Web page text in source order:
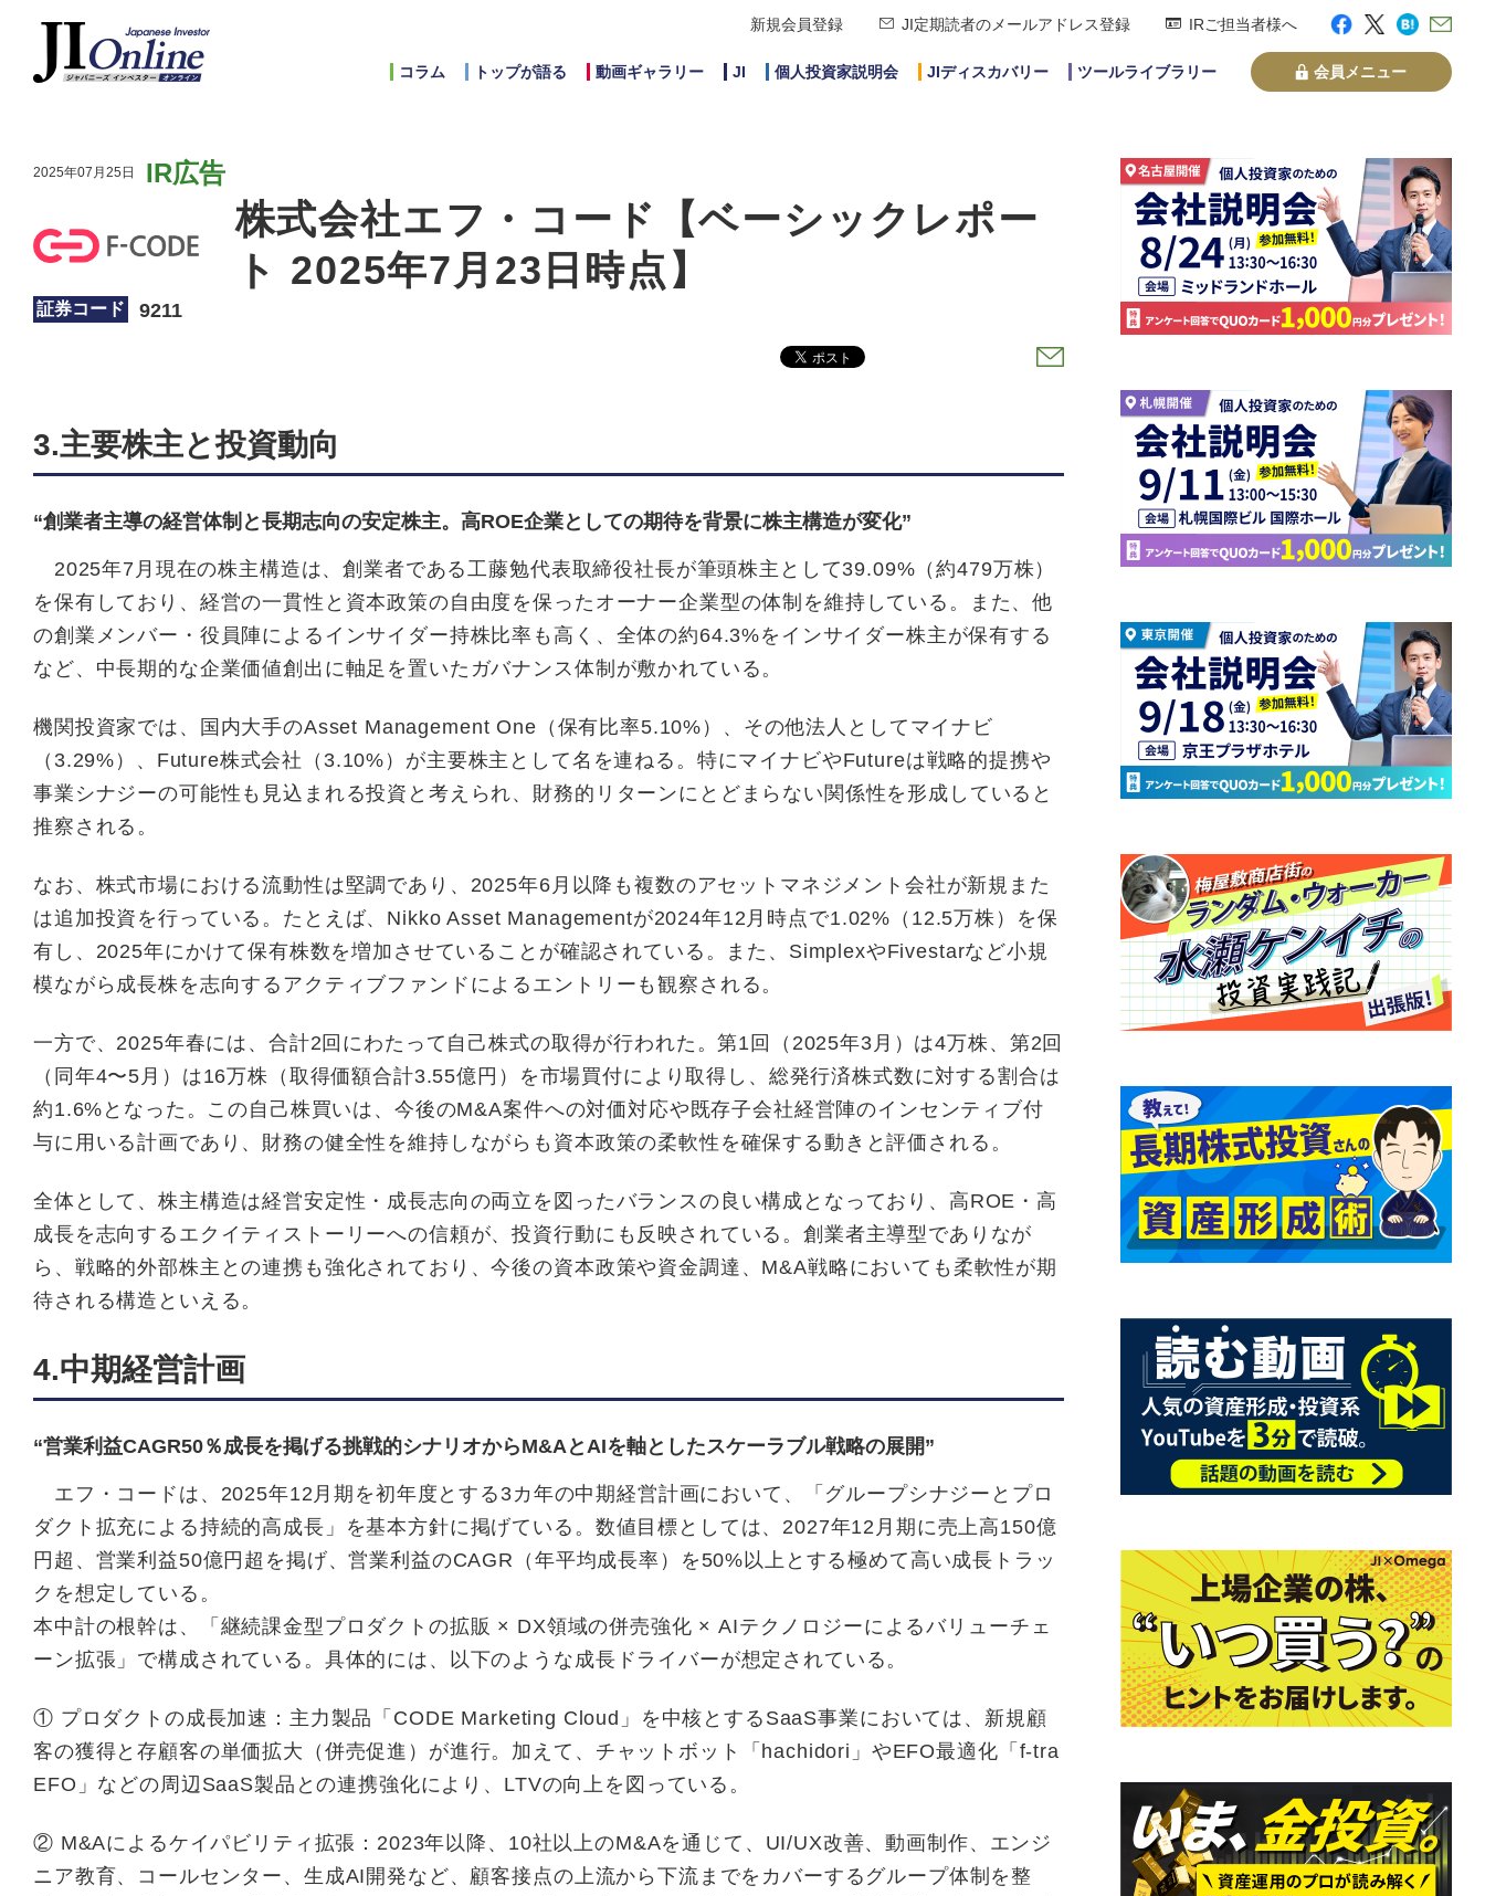
新規会員登録 JI定期読者のメールアドレス登録 IRご担当者様へ
コラム トップが語る 動画ギャラリー JI 個人投資家説明会 JIディスカバリー ツールライブラリー 会員メニュー
2025年07月25日 IR広告
株式会社エフ・コード【ベーシックレポー
ト 2025年7月23日時点】
証券コード 9211
3.主要株主と投資動向
“創業者主導の経営体制と長期志向の安定株主。高ROE企業としての期待を背景に株主構造が変化”
2025年7月現在の株主構造は、創業者である工藤勉代表取締役社長が筆頭株主として39.09%（約479万株）
を保有しており、経営の一貫性と資本政策の自由度を保ったオーナー企業型の体制を維持している。また、他
の創業メンバー・役員陣によるインサイダー持株比率も高く、全体の約64.3%をインサイダー株主が保有する
など、中長期的な企業価値創出に軸足を置いたガバナンス体制が敷かれている。
機関投資家では、国内大手のAsset Management One（保有比率5.10%）、その他法人としてマイナビ
（3.29%）、Future株式会社（3.10%）が主要株主として名を連ねる。特にマイナビやFutureは戦略的提携や
事業シナジーの可能性も見込まれる投資と考えられ、財務的リターンにとどまらない関係性を形成していると
推察される。
なお、株式市場における流動性は堅調であり、2025年6月以降も複数のアセットマネジメント会社が新規また
は追加投資を行っている。たとえば、Nikko Asset Managementが2024年12月時点で1.02%（12.5万株）を保
有し、2025年にかけて保有株数を増加させていることが確認されている。また、SimplexやFivestarなど小規
模ながら成長株を志向するアクティブファンドによるエントリーも観察される。
一方で、2025年春には、合計2回にわたって自己株式の取得が行われた。第1回（2025年3月）は4万株、第2回
（同年4〜5月）は16万株（取得価額合計3.55億円）を市場買付により取得し、総発行済株式数に対する割合は
約1.6%となった。この自己株買いは、今後のM&A案件への対価対応や既存子会社経営陣のインセンティブ付
与に用いる計画であり、財務の健全性を維持しながらも資本政策の柔軟性を確保する動きと評価される。
全体として、株主構造は経営安定性・成長志向の両立を図ったバランスの良い構成となっており、高ROE・高
成長を志向するエクイティストーリーへの信頼が、投資行動にも反映されている。創業者主導型でありなが
ら、戦略的外部株主との連携も強化されており、今後の資本政策や資金調達、M&A戦略においても柔軟性が期
待される構造といえる。
4.中期経営計画
“営業利益CAGR50％成長を掲げる挑戦的シナリオからM&AとAIを軸としたスケーラブル戦略の展開”
エフ・コードは、2025年12月期を初年度とする3カ年の中期経営計画において、「グループシナジーとプロ
ダクト拡充による持続的高成長」を基本方針に掲げている。数値目標としては、2027年12月期に売上高150億
円超、営業利益50億円超を掲げ、営業利益のCAGR（年平均成長率）を50%以上とする極めて高い成長トラッ
クを想定している。
本中計の根幹は、「継続課金型プロダクトの拡販 × DX領域の併売強化 × AIテクノロジーによるバリューチェ
ーン拡張」で構成されている。具体的には、以下のような成長ドライバーが想定されている。
① プロダクトの成長加速：主力製品「CODE Marketing Cloud」を中核とするSaaS事業においては、新規顧
客の獲得と存顧客の単価拡大（併売促進）が進行。加えて、チャットボット「hachidori」やEFO最適化「f-tra
EFO」などの周辺SaaS製品との連携強化により、LTVの向上を図っている。
② M&Aによるケイパビリティ拡張：2023年以降、10社以上のM&Aを通じて、UI/UX改善、動画制作、エンジ
ニア教育、コールセンター、生成AI開発など、顧客接点の上流から下流までをカバーするグループ体制を整